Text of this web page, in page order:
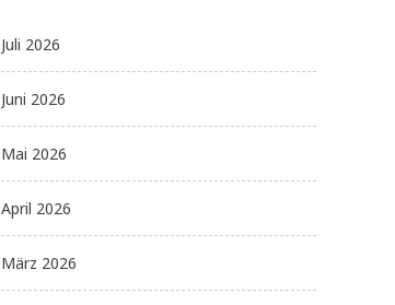
Juli 2026
Juni 2026
Mai 2026
April 2026
März 2026